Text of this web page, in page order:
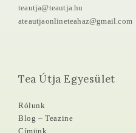
teautja@teautja.hu
ateautjaonlineteahaz@gmail.com
Tea Útja Egyesület
Rólunk
Blog – Teazine
Címünk